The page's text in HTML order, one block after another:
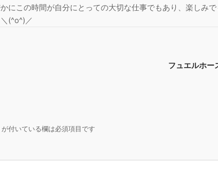
にこの時間が自分にとっての大切な仕事でもあり、楽しみで
(^o^)／
フュエルホー
が付いている欄は必須項目です